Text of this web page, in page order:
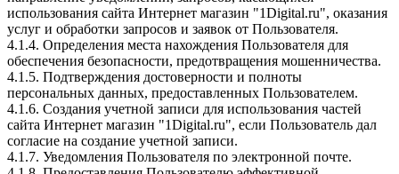
использования сайта Интернет магазин "1Digital.ru", оказания
услуг и обработки запросов и заявок от Пользователя.
4.1.4. Определения места нахождения Пользователя для
обеспечения безопасности, предотвращения мошенничества.
4.1.5. Подтверждения достоверности и полноты
персональных данных, предоставленных Пользователем.
4.1.6. Создания учетной записи для использования частей
сайта Интернет магазин "1Digital.ru", если Пользователь дал
согласие на создание учетной записи.
4.1.7. Уведомления Пользователя по электронной почте.